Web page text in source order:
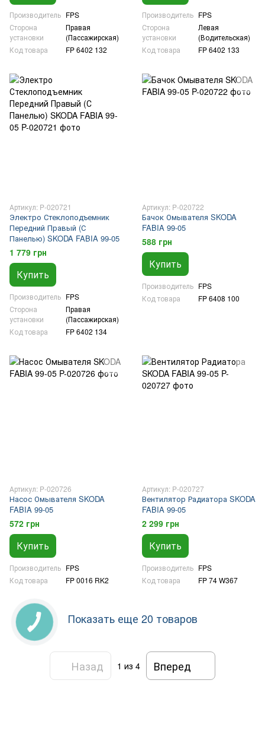
Производитель FPS
Сторона
установки
Правая
(Пассажирская)
Код товара
FP 6402 132
Производитель FPS
Сторона
установки
Левая
(Водительская)
Код товара
FP 6402 133
Артикул: P-020721
Электро Стеклоподъемник
Передний Правый (С
Панелью) SKODA FABIA 99-05
1 779 грн
Купить
Производитель FPS
Сторона
установки
Правая
(Пассажирская)
Код товара
FP 6402 134
Артикул: P-020722
Бачок Омывателя SKODA
FABIA 99-05
588 грн
Купить
Производитель FPS
Код товара
FP 6408 100
Артикул: P-020726
Насос Омывателя SKODA
FABIA 99-05
572 грн
Купить
Производитель FPS
Код товара
FP 0016 RK2
Артикул: P-020727
Вентилятор Радиатора SKODA
FABIA 99-05
2 299 грн
Купить
Производитель FPS
Код товара
FP 74 W367
Показать еще 20 товаров
Назад 1 из 4 Вперед